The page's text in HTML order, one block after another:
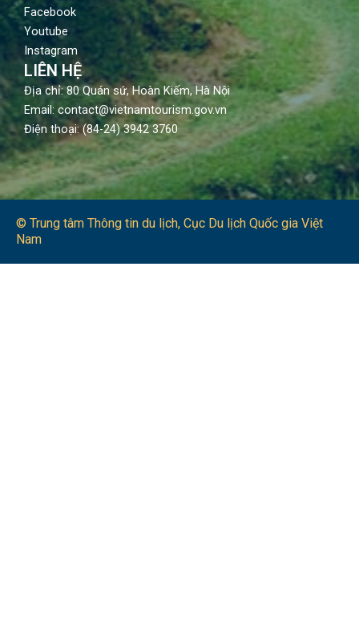
Facebook
Youtube
Instagram
LIÊN HỆ
Địa chỉ: 80 Quán sứ, Hoàn Kiếm, Hà Nội
Email: contact@vietnamtourism.gov.vn
Điện thoại: (84-24) 3942 3760
© Trung tâm Thông tin du lịch​, Cục Du lịch Quốc gia Việt
Nam